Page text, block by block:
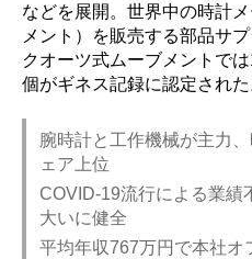
などを展開。世界中の時計
メント）を販売する部品サ
クオーツ式ムーブメントで
個がギネス記録に認定された
腕時計と工作機械が主力
ェア上位
COVID-19流行による業績
大いに健全
平均年収767万円で本社オ